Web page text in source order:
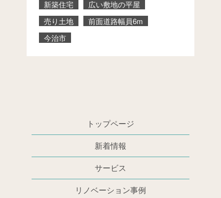
新築住宅
広い敷地の平屋
売り土地
前面道路幅員6m
今治市
トップページ
新着情報
サービス
リノベーション事例